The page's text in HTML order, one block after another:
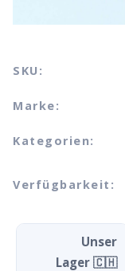
SKU:
Marke:
Kategorien:
Verfügbarkeit:
Unser
Lager 🇨🇭